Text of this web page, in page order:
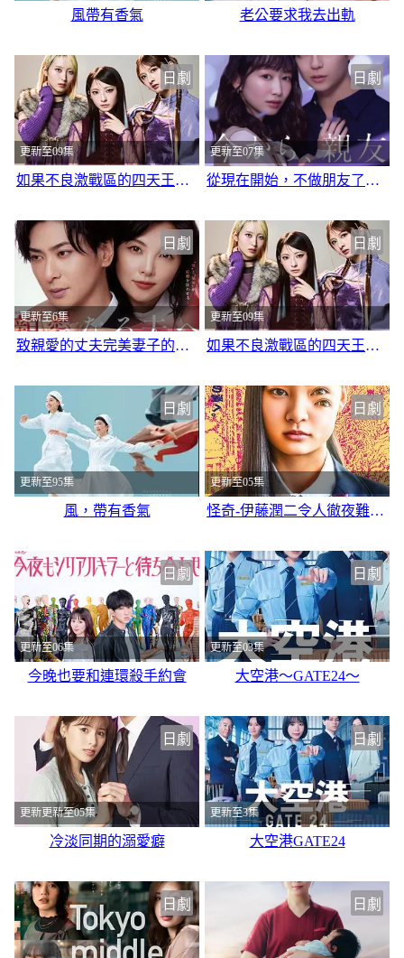
風帶有香氣 老公要求我去出軌
日劇
更新至09集
如果不良激戰區的四天王轉生成了偶像團躰？
日劇
更新至07集
從現在開始，不做朋友了吧。
日劇
更新至6集
致親愛的丈夫完美妻子的謊言
日劇
更新至09集
如果不良激戰區的四天王轉生成了偶像團躰
日劇
更新至95集
風，帶有香氣
日劇
更新至05集
怪奇-伊藤潤二令人徹夜難眠的奇異故事－
日劇
更新至06集
今晚也要和連環殺手約會
日劇
更新至03集
大空港～GATE24～
日劇
更新更新至05集
冷淡同期的溺愛癖
日劇
更新至3集
大空港GATE24
日劇 日劇